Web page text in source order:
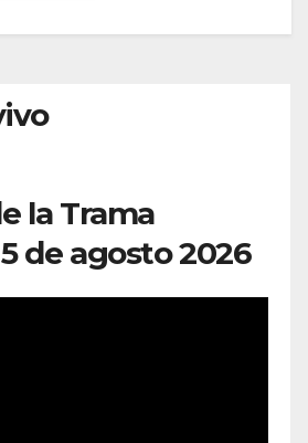
la Trama
de agosto 2026